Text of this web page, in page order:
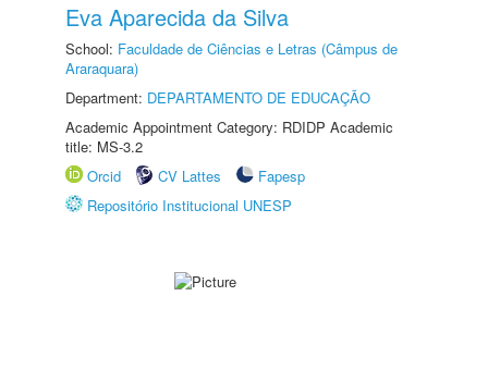
Eva Aparecida da Silva
School: Faculdade de Ciências e Letras (Câmpus de
Araraquara)
Department: DEPARTAMENTO DE EDUCAÇÃO
Academic Appointment Category: RDIDP Academic
title: MS-3.2
Orcid
CV Lattes
Fapesp
Repositório Institucional UNESP